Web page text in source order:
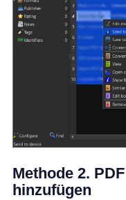
Methode 2.
hinzufügen